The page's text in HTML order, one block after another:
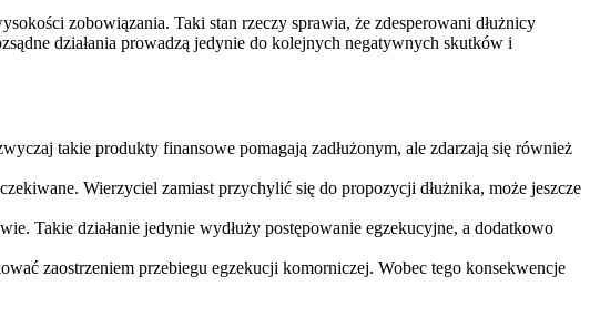
zobowiązania. Taki stan rzeczy sprawia, że zdesperowani dłużnicy
działania prowadzą jedynie do kolejnych negatywnych skutków i
takie produkty finansowe pomagają zadłużonym, ale zdarzają się również
Wierzyciel zamiast przychylić się do propozycji dłużnika, może jeszcze
Takie działanie jedynie wydłuży postępowanie egzekucyjne, a dodatkowo
zaostrzeniem przebiegu egzekucji komorniczej. Wobec tego konsekwencje